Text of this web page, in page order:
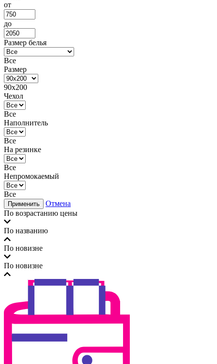
от
до
Размер белья
Все
Размер
90х200
Чехол
Все
Наполнитель
Все
На резинке
Все
Непромокаемый
Все
Применить
Отмена
По возрастанию цены
По названию
По новизне
По новизне